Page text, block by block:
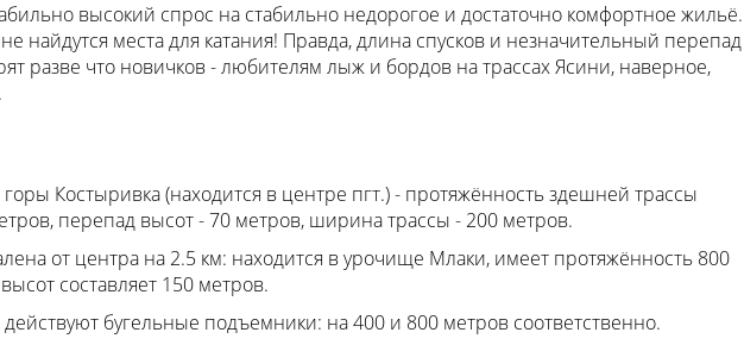
высокий спрос на стабильно недорогое и достаточно комфортное жильё.
найдутся места для катания! Правда, длина спусков и незначительный перепад
разве что новичков - любителям лыж и бордов на трассах Ясини, наверное,
горы Костыривка (находится в центре пгт.) - протяжённость здешней трассы
перепад высот - 70 метров, ширина трассы - 200 метров.
от центра на 2.5 км: находится в урочище Млаки, имеет протяжённость 800
составляет 150 метров.
действуют бугельные подъемники: на 400 и 800 метров соответственно.